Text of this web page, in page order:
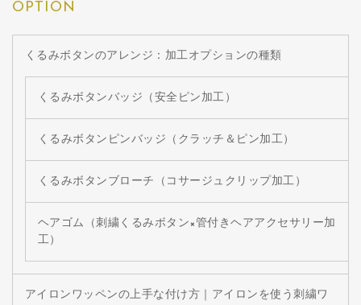
OPTION
くるみボタンのアレンジ：加工オプションの種類
くるみボタンバッジ（安全ピン加工）
くるみボタンピンバッジ（クラッチ＆ピン加工）
くるみボタンブローチ（コサージュクリップ加工）
ヘアゴム（刺繍くるみボタン×管付きヘアアクセサリー加
工）
アイロンワッペンの上手な付け方｜アイロンを使う刺繍ワ